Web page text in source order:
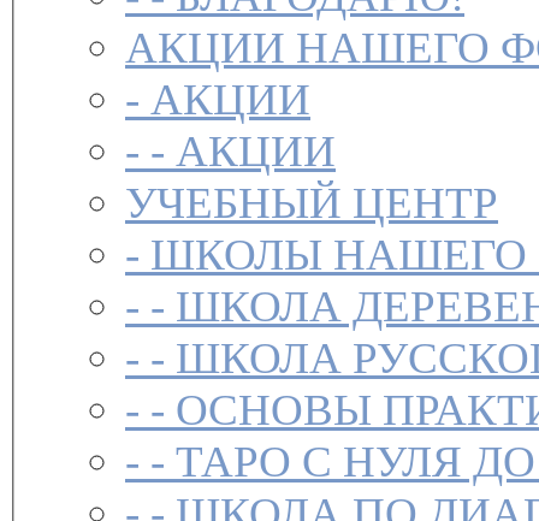
АКЦИИ НАШЕГО
- АКЦИИ
- - АКЦИИ
УЧЕБНЫЙ ЦЕНТР
- ШКОЛЫ НАШЕГО
- - ШКОЛА
- - ШКОЛА
- - ОСНОВЫ
- - ТАРО С НУЛЯ